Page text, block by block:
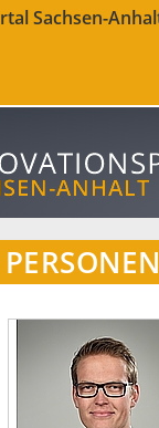
Sachsen-
PERSONEN